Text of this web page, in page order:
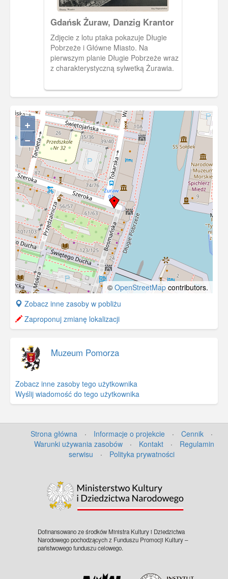
Gdańsk Żuraw, Danzig Krantor
Zdjęcie z lotu ptaka pokazuje Długie
Pobrzeże i Główne Miasto. Na
pierwszym planie Długie Pobrzeże wraz
z charakterystyczną sylwetką Żurawia.
+
−
© OpenStreetMap contributors.
+
−
Zobacz inne zasoby w pobliżu
Zaproponuj zmianę lokalizacji
Muzeum Pomorza
Zobacz inne zasoby tego użytkownika
Wyślij wiadomość do tego użytkownika
Strona główna · Informacje o projekcie · Cennik
·
Warunki używania zasobów
· Kontakt ·
Regulamin
serwisu
· Polityka prywatności
Dofinansowano ze środków Ministra Kultury i Dziedzictwa
Narodowego pochodzących z Funduszu Promocji Kultury –
państwowego funduszu celowego.